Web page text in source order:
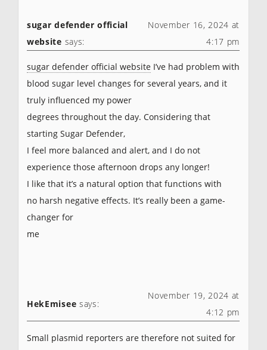
sugar defender official
website says:
November 16, 2024 at
4:17 pm
sugar defender official website I’ve had problem with
blood sugar level changes for several years, and it
truly influenced my power
degrees throughout the day. Considering that
starting Sugar Defender,
I feel more balanced and alert, and I do not
experience those afternoon drops any longer!
I like that it’s a natural option that functions with
no harsh negative effects. It’s really been a game-
changer for
me
HekEmisee says:
November 19, 2024 at
4:12 pm
Small plasmid reporters are therefore not suited for